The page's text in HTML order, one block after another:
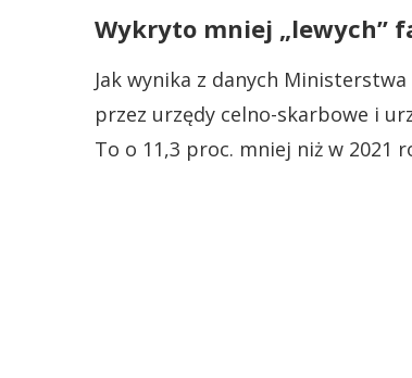
Wykryto mniej „lewych”
Jak wynika z danych
przez urzędy celno-skarbowe i
To o 11,3 proc. mniej niż w 2021